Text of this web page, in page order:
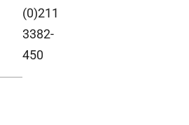
(0)211
3382-
450